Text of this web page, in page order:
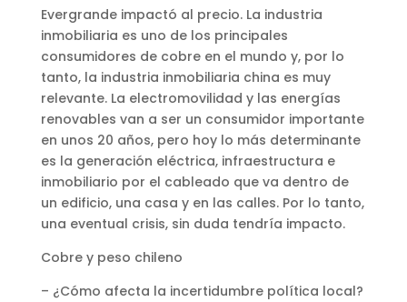
Evergrande impactó al precio. La industria
inmobiliaria es uno de los principales
consumidores de cobre en el mundo y, por lo
tanto, la industria inmobiliaria china es muy
relevante. La electromovilidad y las energías
renovables van a ser un consumidor importante
en unos 20 años, pero hoy lo más determinante
es la generación eléctrica, infraestructura e
inmobiliario por el cableado que va dentro de
un edificio, una casa y en las calles. Por lo tanto,
una eventual crisis, sin duda tendría impacto.
Cobre y peso chileno
– ¿Cómo afecta la incertidumbre política local?